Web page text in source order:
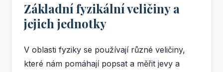
Základní fyzikální veličiny a
jejich jednotky
V oblasti fyziky se používají různé veličiny,
které nám pomáhají popsat a měřit jevy a